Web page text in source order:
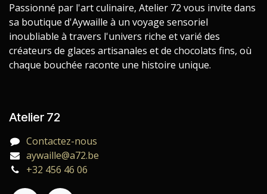
Passionné par l'art culinaire, Atelier 72 vous invite dans
sa boutique d'Aywaille à un voyage sensoriel
inoubliable à travers l'univers riche et varié des
créateurs de glaces artisanales et de chocolats fins, où
chaque bouchée raconte une histoire unique.
Atelier 72
Contactez-nous
aywaille@a72.be
+32 456 46 06